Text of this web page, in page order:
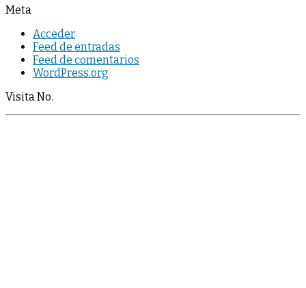
Meta
Acceder
Feed de entradas
Feed de comentarios
WordPress.org
Visita No.